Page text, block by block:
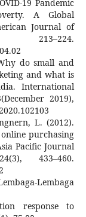
19 Pandemic
A Global
Journal of
do small and
and what is
International
2019),
L. (2012).
purchasing
Pacific Journal
433–460.
Lembaga
response to